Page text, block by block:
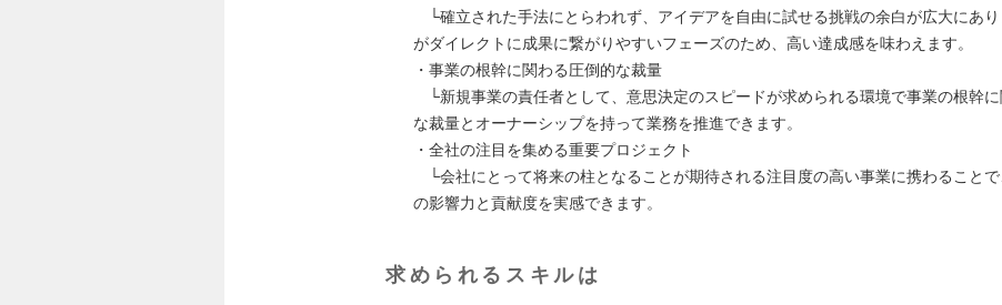
└確立された手法にとらわれず、アイデアを自由に試せる挑戦の余白が広大にあ
がダイレクトに成果に繋がりやすいフェーズのため、高い達成感を味わえます。
・事業の根幹に関わる圧倒的な裁量
└新規事業の責任者として、意思決定のスピードが求められる環境で事業の根幹に
な裁量とオーナーシップを持って業務を推進できます。
・全社の注目を集める重要プロジェクト
└会社にとって将来の柱となることが期待される注目度の高い事業に携わること
の影響力と貢献度を実感できます。
求められるスキルは